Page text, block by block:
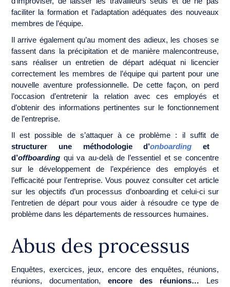
faciliter la formation et l’adaptation adéquates des nouveaux
membres de l’équipe.
Il arrive également qu’au moment des adieux, les choses se
fassent dans la précipitation et de manière malencontreuse,
sans réaliser un entretien de départ adéquat ni licencier
correctement les membres de l’équipe qui partent pour une
nouvelle aventure professionnelle. De cette façon, on perd
l’occasion d’entretenir la relation avec ces employés et
d’obtenir des informations pertinentes sur le fonctionnement
de l’entreprise.
Il est possible de s’attaquer à ce problème : il suffit de
structurer une méthodologie d’onboarding et
d’offboarding qui va au-delà de l’essentiel et se concentre
sur le développement de l’expérience des employés et
l’efficacité pour l’entreprise. Vous pouvez consulter cet article
sur les objectifs d’un processus d’onboarding et celui-ci sur
l’entretien de départ pour vous aider à résoudre ce type de
problème dans les départements de ressources humaines.
Abus des processus
Enquêtes, exercices, jeux, encore des enquêtes, réunions,
réunions, documentation, encore des réunions…
Les